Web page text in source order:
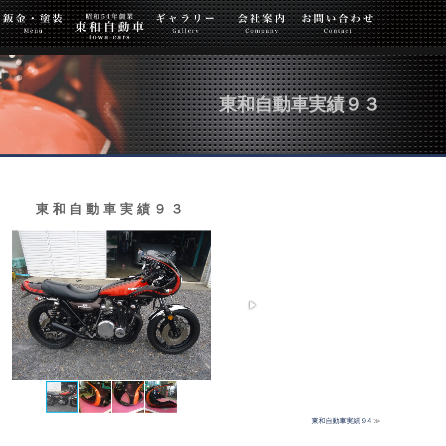
車Top Page
ギャラリー 会社案内 お問い合わせ
東和自動車実績９３
東和自動車実績９３
東和自動車実績９4 ≫